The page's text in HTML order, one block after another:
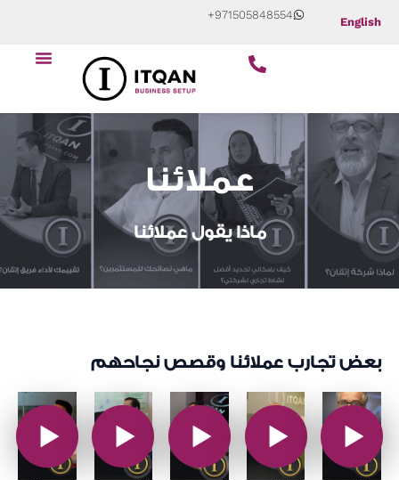
content
English
+971505848554
عملائنا
ماذا يقول عملائنا
بعض تجارب عملائنا وقصص نجاحهم